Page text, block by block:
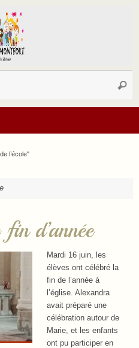
l’école"
d’année
Mardi 16 juin, les
élèves ont célébré la
fin de l’année à
l’église. Alexandra
avait préparé une
célébration autour de
Marie, et les enfants
ont pu participer en